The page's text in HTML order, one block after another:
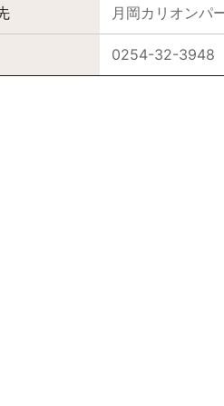
月岡カリオンパ
0254-32-3948